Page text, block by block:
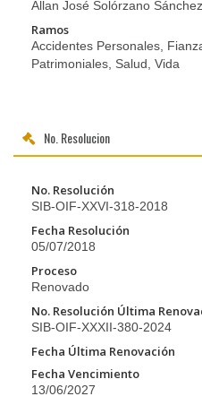
Allan José Solórzano Sánchez
Ramos
Accidentes Personales,
Patrimoniales, Salud, Vida
No. Resolucion
No. Resolución
SIB-OIF-XXVI-318-2018
Fecha Resolución
05/07/2018
Proceso
Renovado
No. Resolución Última
SIB-OIF-XXXII-380-2024
Fecha Última Renovación
Fecha Vencimiento
13/06/2027